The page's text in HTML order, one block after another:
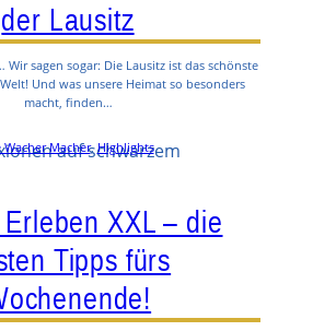
der Lausitz
Wir sagen sogar: Die Lausitz ist das schönste
Und was unsere Heimat so besonders
macht, finden…
Wacher Macher, Highlights
XXL – die
Tipps fürs